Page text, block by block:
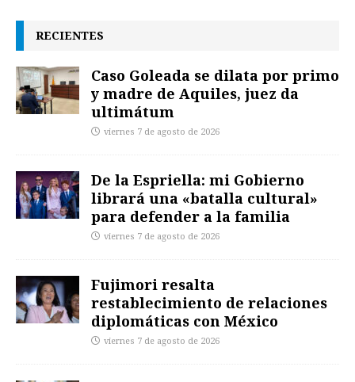
RECIENTES
Caso Goleada se dilata por primo
y madre de Aquiles, juez da
ultimátum
viernes 7 de agosto de 2026
De la Espriella: mi Gobierno
librará una «batalla cultural»
para defender a la familia
viernes 7 de agosto de 2026
Fujimori resalta
restablecimiento de relaciones
diplomáticas con México
viernes 7 de agosto de 2026